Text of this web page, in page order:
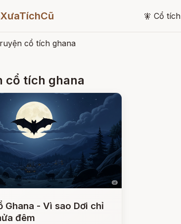
🧚 Cổ tích
cổ tích ghana
tích ghana
Ghana - Vì sao Dơi chỉ
đêm